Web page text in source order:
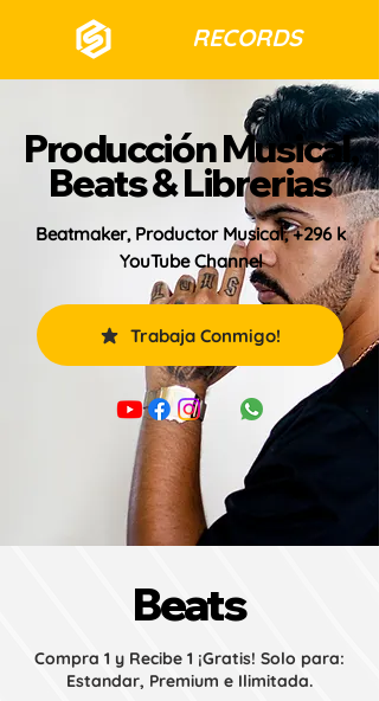
RECORDS
Producción Musical,
Beats & Librerias
Beatmaker, Productor Musical, +296 k
YouTube Channel
Trabaja Conmigo!
Beats
Compra 1 y Recibe 1 ¡Gratis! Solo para:
Estandar, Premium e Ilimitada.